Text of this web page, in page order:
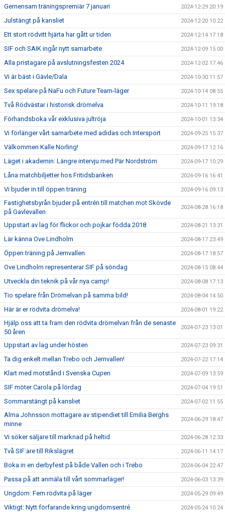
Gemensam träningspremiär 7 januari 2024-12-29 20:19
Julstängt på kansliet 2024-12-20 10:22
Ett stort rödvitt hjärta har gått ur tiden 2024-12-14 17:18
SIF och SAIK ingår nytt samarbete 2024-12-09 15:00
Alla pristagare på avslutningsfesten 2024 2024-12-02 17:46
Vi är bäst i Gävle/Dala 2024-10-30 11:57
Sex spelare på NaFu och Future Team-läger 2024-10-14 08:55
Två Rödvästar i historisk drömelva 2024-10-11 19:18
Förhandsboka vår exklusiva jultröja 2024-10-01 13:34
Vi förlänger vårt samarbete med adidas och Intersport 2024-09-25 15:37
Välkommen Kalle Norling! 2024-09-17 12:16
Läget i akademin: Längre intervju med Pär Nordström 2024-09-17 10:29
Låna matchbiljetter hos Fritidsbanken 2024-09-16 16:41
Vi bjuder in till öppen träning 2024-09-16 09:13
Fastighetsbyrån bjuder på entrén till matchen mot Skövde
på Gavlevallen
2024-08-28 16:18
Uppstart av lag för flickor och pojkar födda 2018 2024-08-21 13:31
Lär känna Ove Lindholm 2024-08-17 23:49
Öppen träning på Jernvallen 2024-08-17 18:57
Ove Lindholm representerar SIF på söndag 2024-08-15 08:44
Utveckla din teknik på vår nya camp! 2024-08-08 17:13
Tio spelare från Drömelvan på samma bild! 2024-08-04 14:50
Här är er rödvita drömelva! 2024-08-01 19:22
Hjälp oss att ta fram den rödvita drömelvan från de senaste
50 åren
2024-07-23 13:01
Uppstart av lag under hösten 2024-07-23 09:31
Ta dig enkelt mellan Trebo och Jernvallen! 2024-07-22 17:14
Klart med motstånd i Svenska Cupen 2024-07-09 13:59
SIF möter Carola på lördag 2024-07-04 19:51
Sommarstängt på kansliet 2024-07-02 11:55
Alma Johnsson mottagare av stipendiet till Emilia Berghs
minne
2024-06-29 18:47
Vi söker säljare till marknad på heltid 2024-06-28 12:33
Två SIF:are till Rikslägret 2024-06-11 14:17
Boka in en derbyfest på både Vallen och i Trebo 2024-06-04 22:47
Passa på att anmäla till vårt sommarläger! 2024-06-03 13:39
Ungdom: Fem rödvita på läger 2024-05-29 09:49
Viktigt: Nytt förfarande kring ungdomsentré 2024-05-24 10:24